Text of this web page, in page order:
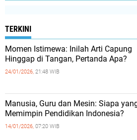
TERKINI
Momen Istimewa: Inilah Arti Capung
Hinggap di Tangan, Pertanda Apa?
24/01/2026, 21:48 WIB
Manusia, Guru dan Mesin: Siapa
Memimpin Pendidikan Indonesia?
14/01/2026, 07:20 WIB